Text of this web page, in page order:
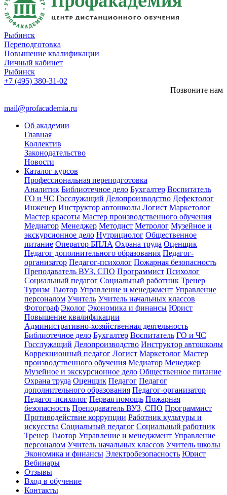
Рыбинск
Переподготовка
Повышение квалификации
Личный кабинет
Рыбинск
+7 (495) 380-31-02
Позвоните нам
mail@profacademia.ru
Об академии
Главная
Коллектив
Законодательство
Новости
Каталог курсов
Профессиональная переподготовка
Аналитик Библиотечное дело Бухгалтер Воспитатель
ГО и ЧС Госслужащий Делопроизводство Дефектолог
Инженер Инструктор автошколы Логист Маркетолог
Мастер красоты Мастер производственного обучения
Медиатор Менеджер Методист Метролог Музейное и
экскурсионное дело Нутрициолог Общественное
питание Оператор БПЛА Охрана труда Оценщик
Педагог дополнительного образования Педагог-
организатор Педагог-психолог Пожарная безопасность
Преподаватель ВУЗ, СПО Программист Психолог
Социальный педагог Социальный работник Тренер
Туризм Тьютор Управление и менеджмент Управление
персоналом Учитель Учитель начальных классов
Фотограф Эколог Экономика и финансы Юрист
Повышение квалификации
Административно-хозяйственная деятельность
Библиотечное дело Бухгалтер Воспитатель ГО и ЧС
Госслужащий Делопроизводство Инструктор автошколы
Коррекционный педагог Логист Маркетолог Мастер
производственного обучения Медиатор Менеджер
Музейное и экскурсионное дело Общественное питание
Охрана труда Оценщик Педагог Педагог
дополнительного образования Педагог-организатор
Педагог-психолог Первая помощь Пожарная
безопасность Преподаватель ВУЗ, СПО Программист
Противодействие коррупции Работник культуры и
искусства Социальный педагог Социальный работник
Тренер Тьютор Управление и менеджмент Управление
персоналом Учитель начальных классов Учитель школы
Экономика и финансы Электробезопасность Юрист
Вебинары
Отзывы
Вход в обучение
Контакты